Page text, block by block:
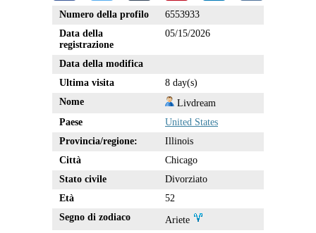
Numero della profilo
6553933
Data della
registrazione
05/15/2026
Data della modifica
Ultima visita
8 day(s)
Nome
Livdream
Paese
United States
Provincia/regione:
Illinois
Città
Chicago
Stato civile
Divorziato
Età
52
Segno di zodiaco
Ariete